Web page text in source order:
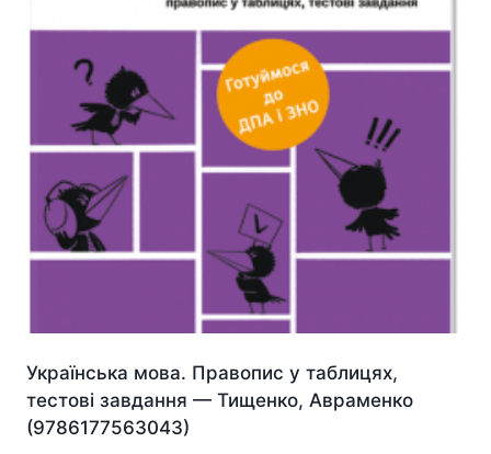
Українська мова. Правопис у таблицях,
тестові завдання — Тищенко, Авраменко
(9786177563043)